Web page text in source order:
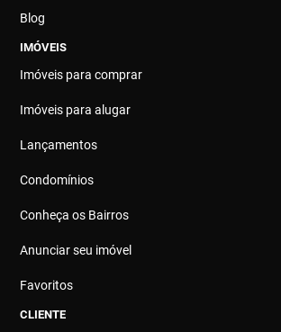
Blog
IMÓVEIS
Imóveis para comprar
Imóveis para alugar
Lançamentos
Condomínios
Conheça os Bairros
Anunciar seu imóvel
Favoritos
CLIENTE